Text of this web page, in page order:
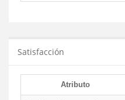
Satisfacción
Atributo